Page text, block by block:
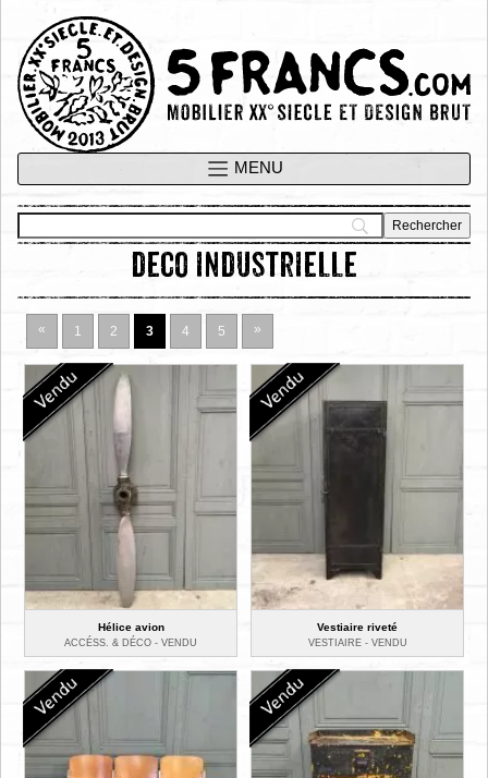
deco industrielle
« 1 2 3 4 5 »
Hélice avion
ACCÉSS. & DÉCO - VENDU
Vestiaire riveté
VESTIAIRE - VENDU